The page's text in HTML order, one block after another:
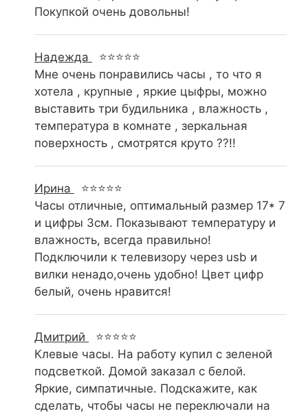
Покупкой очень довольны!
Надежда
⭐⭐⭐⭐⭐
Мне очень понравились часы , то что я
хотела , крупные , яркие цыфры, можно
выставить три будильника , влажность ,
температура в комнате , зеркальная
поверхность , смотрятся круто ??!!
Ирина
⭐⭐⭐⭐⭐
Часы отличные, оптимальный размер 17* 7
и цифры 3см. Показывают температуру и
влажность, всегда правильно!
Подключили к телевизору через usb и
вилки ненадо,очень удобно! Цвет цифр
белый, очень нравится!
Дмитрий
⭐⭐⭐⭐⭐
Клевые часы. На работу купил с зеленой
подсветкой. Домой заказал с белой.
Яркие, симпатичные. Подскажите, как
сделать, чтобы часы не переключали на